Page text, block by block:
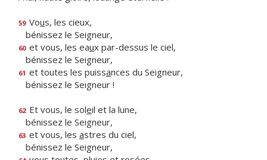
59 Vous, les cieux,
bénissez le Seigneur,
60 et vous, les eaux par-dessus le ciel,
bénissez le Seigneur,
61 et toutes les puissances du Seigneur,
bénissez le Seigneur !
62 Et vous, le soleil et la lune,
bénissez le Seigneur,
63 et vous, les astres du ciel,
bénissez le Seigneur,